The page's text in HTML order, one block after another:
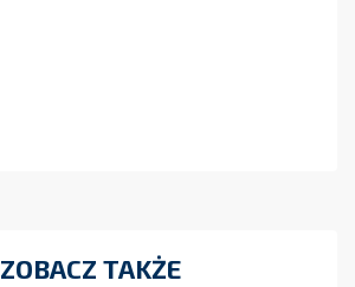
ZOBACZ TAKŻE